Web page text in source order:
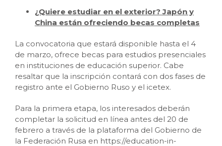
¿Quiere estudiar en el exterior? Japón y
China están ofreciendo becas completas
La convocatoria que estará disponible hasta el 4
de marzo, ofrece becas para estudios presenciales
en instituciones de educación superior. Cabe
resaltar que la inscripción contará con dos fases de
registro ante el Gobierno Ruso y el icetex.
Para la primera etapa, los interesados deberán
completar la solicitud en línea antes del 20 de
febrero a través de la plataforma del Gobierno de
la Federación Rusa en https://education-in-